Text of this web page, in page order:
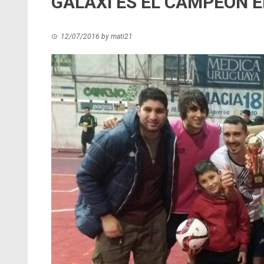
12/07/2016 by mati21